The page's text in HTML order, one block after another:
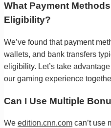
What Payment
Eligibility?
We’ve found that payment
wallets, and bank transfers
eligibility. Let’s take
our gaming experience
Can I Use Multiple
We edition.cnn.com can’t use